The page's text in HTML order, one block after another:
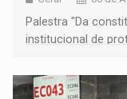
Palestra "Da
institucional de
Goiás